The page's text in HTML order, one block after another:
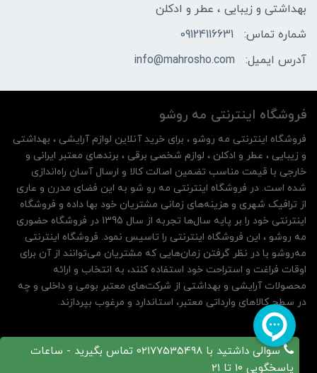
بهداشتی و زیبایی ، عطر و ادکلن
شماره تماس:
09124116631
آدرس ایمیل:
info@mahrosho.com
سوالی داشتید با 02177535498 تماس بگیرید - ساعات
پاسخگویی 10 تا 21
فروشگاه اینترنتی مه‌ رو‌شو
فروشگاه اینترنتی مه‌ رو‌شو ، برای خرید آنلاین لوازم آرایشی ، بهداشتی
و زیبایی ، عطر و ادکلن ، لوازم شخصی برقی ، برندهای معتبر ایرانی و
خارجی با قیمت مناسب تضمین اصالت کالا و ارسال آسان راه‌اندازی
شده است. در فروشگاه اینترنتی مه رو شو به این فضای مدرن و عاری
از ترافیک شهری و هزینه‌های زمانی مشتریان خود بها داده و فروشگاه
اینترنتی خود را بر پایه سال‌ها تجربه از سال 1395 در فروشگاه حضوری
مه روشو ، این فروشگاه اینترنتی را تاسیس نمود. فروشگاه اینترنتی
مه‌رو‌شو با در نظر گرفتن زمان‌هایی که مشتریان می‌توانند از آن‌ برای
اوقات فراغت و استراحت خود استفاده کنند، به انتخاب و ارائه
محصولات آرایشی و بهداشتی از شرکت‌های معتبر بومی و داخلی و چه
در سطح کالاهای وارداتی معتبر، استاندارد و مرغوب بپردازند.